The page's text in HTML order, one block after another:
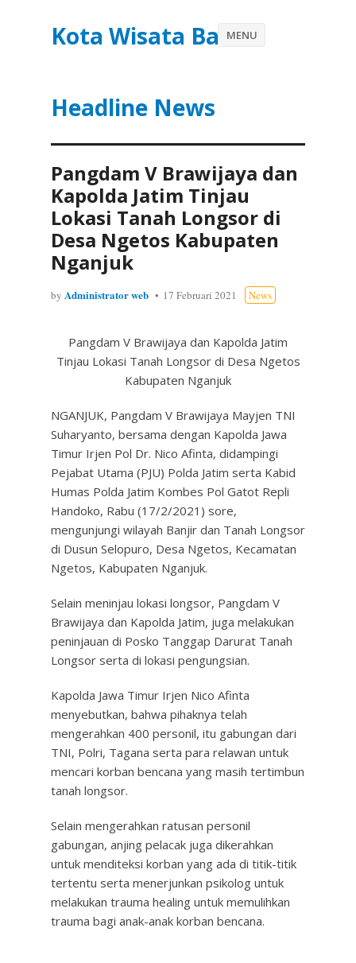
Kota Wisata Batu
Headline News
MENU
Pangdam V Brawijaya dan
Kapolda Jatim Tinjau
Lokasi Tanah Longsor di
Desa Ngetos Kabupaten
Nganjuk
by Administrator web 17 Februari 2021 News
Pangdam V Brawijaya dan Kapolda Jatim
Tinjau Lokasi Tanah Longsor di Desa Ngetos
Kabupaten Nganjuk
NGANJUK, Pangdam V Brawijaya Mayjen TNI
Suharyanto, bersama dengan Kapolda Jawa
Timur Irjen Pol Dr. Nico Afinta, didampingi
Pejabat Utama (PJU) Polda Jatim serta Kabid
Humas Polda Jatim Kombes Pol Gatot Repli
Handoko, Rabu (17/2/2021) sore,
mengunjungi wilayah Banjir dan Tanah Longsor
di Dusun Selopuro, Desa Ngetos, Kecamatan
Ngetos, Kabupaten Nganjuk.
Selain meninjau lokasi longsor, Pangdam V
Brawijaya dan Kapolda Jatim, juga melakukan
peninjauan di Posko Tanggap Darurat Tanah
Longsor serta di lokasi pengungsian.
Kapolda Jawa Timur Irjen Nico Afinta
menyebutkan, bahwa pihaknya telah
mengerahkan 400 personil, itu gabungan dari
TNI, Polri, Tagana serta para relawan untuk
mencari korban bencana yang masih tertimbun
tanah longsor.
Selain mengerahkan ratusan personil
gabungan, anjing pelacak juga dikerahkan
untuk menditeksi korban yang ada di titik-titik
tertentu serta menerjunkan psikolog untuk
melakukan trauma healing untuk memulihkan
trauma bagi anak-anak korban bencana.